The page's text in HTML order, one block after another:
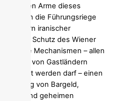
Arme dieses
sich die Führungsriege
Mauern iranischer
dem Schutz des Wiener
Mechanismen – allen
die von Gastländern
werden darf – einen
von Bargeld,
und geheimen